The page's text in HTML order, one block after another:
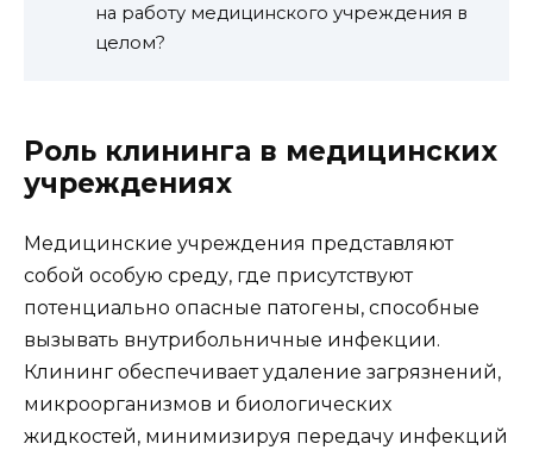
на работу медицинского учреждения в
целом?
Роль клининга в медицинских
учреждениях
Медицинские учреждения представляют
собой особую среду, где присутствуют
потенциально опасные патогены, способные
вызывать внутрибольничные инфекции.
Клининг обеспечивает удаление загрязнений,
микроорганизмов и биологических
жидкостей, минимизируя передачу инфекций